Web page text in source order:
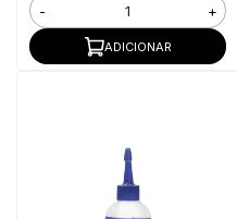
- +
ADICIONAR